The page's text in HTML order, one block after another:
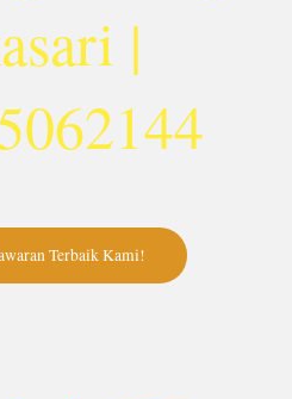
|
Terbaik Kami!